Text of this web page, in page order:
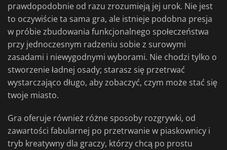
prawdopodobnie od razu zrozumieją jej urok. Nie jest
to oczywiście ta sama gra, ale istnieje podobna presja
w próbie zbudowania funkcjonalnego społeczeństwa
przy jednoczesnym radzeniu sobie z surowymi
zasadami i niewygodnymi wyborami. Nie chodzi tylko o
stworzenie ładnej osady; starasz się przetrwać
wystarczająco długo, aby zobaczyć, czym może stać się
twoje miasto.
Gra oferuje również różne sposoby rozgrywki, od
zawartości fabularnej po przetrwanie w piaskownicy i
tryb kreatywny dla graczy, którzy chcą po prostu